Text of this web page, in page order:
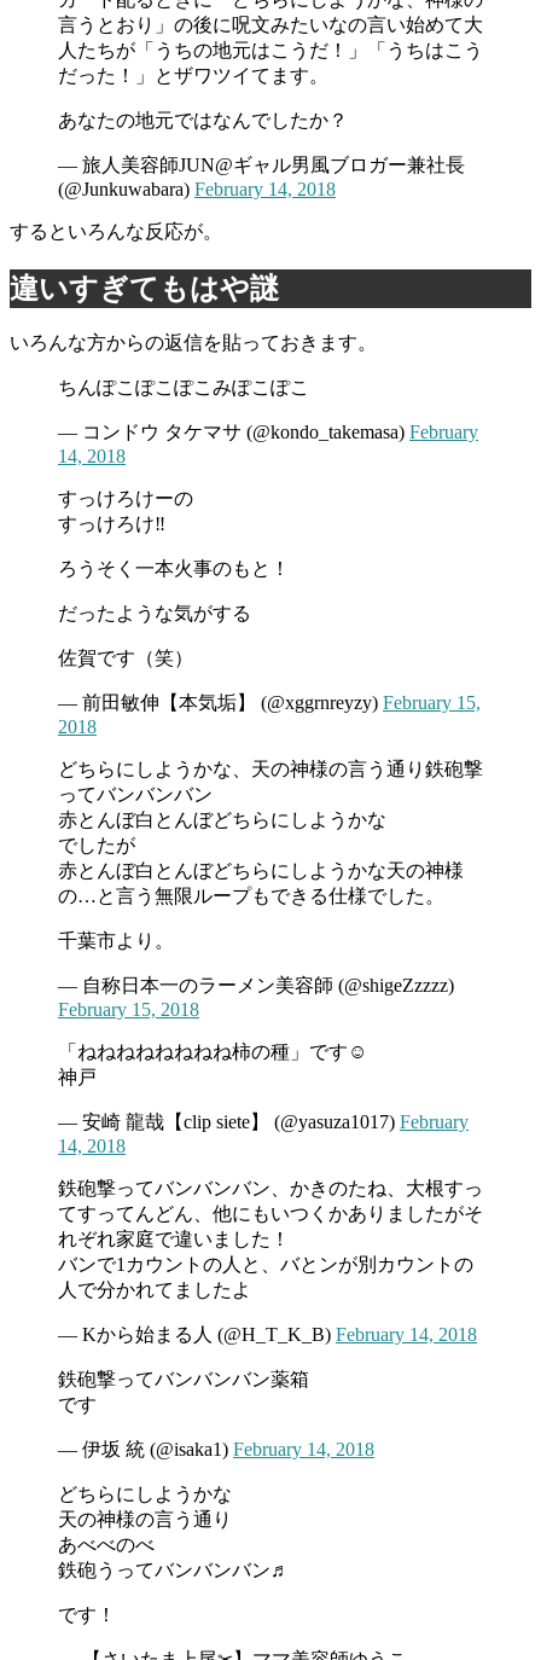
言うとおり」の後に呪文みたいなの言い始めて大
人たちが「うちの地元はこうだ！」「うちはこう
だった！」とザワツイてます。
あなたの地元ではなんでしたか？
— 旅人美容師JUN@ギャル男風ブロガー兼社長
(@Junkuwabara) February 14, 2018
するといろんな反応が。
違いすぎてもはや謎
いろんな方からの返信を貼っておきます。
ちんぽこぽこぽこみぽこぽこ
— コンドウ タケマサ (@kondo_takemasa) February
14, 2018
すっけろけーの
すっけろけ‼️
ろうそく一本火事のもと！
だったような気がする
佐賀です（笑）
— 前田敏伸【本気垢】 (@xggrnreyzy) February 15,
2018
どちらにしようかな、天の神様の言う通り鉄砲撃
ってバンバンバン
赤とんぼ白とんぼどちらにしようかな
でしたが
赤とんぼ白とんぼどちらにしようかな天の神様
の…と言う無限ループもできる仕様でした。
千葉市より。
— 自称日本一のラーメン美容師 (@shigeZzzzz)
February 15, 2018
「ねねねねねねねね柿の種」です☺︎
神戸
— 安崎 龍哉【clip siete】 (@yasuza1017) February
14, 2018
鉄砲撃ってバンバンバン、かきのたね、大根すっ
てすってんどん、他にもいつくかありましたがそ
れぞれ家庭で違いました！
バンで1カウントの人と、バとンが別カウントの
人で分かれてましたよ
— Kから始まる人 (@H_T_K_B) February 14, 2018
鉄砲撃ってバンバンバン薬箱
です
— 伊坂 統 (@isaka1) February 14, 2018
どちらにしようかな
天の神様の言う通り
あべべのべ
鉄砲うってバンバンバン♬
です！